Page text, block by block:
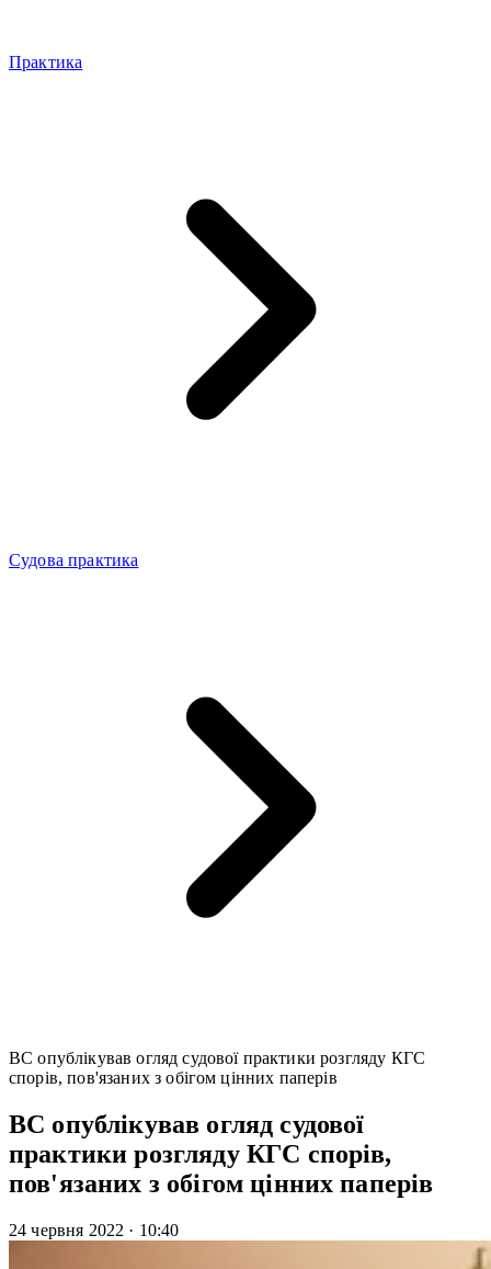
Практика
Судова практика
ВС опублікував огляд судової практики розгляду КГС
спорів, пов'язаних з обігом цінних паперів
ВС опублікував огляд судової
практики розгляду КГС спорів,
пов'язаних з обігом цінних паперів
24 червня 2022 · 10:40